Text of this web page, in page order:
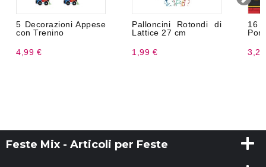
5 Decorazioni Appese
con Trenino
4,99 €
Palloncini Rotondi di
Lattice 27 cm
1,99 €
Feste Mix - Articoli per Feste